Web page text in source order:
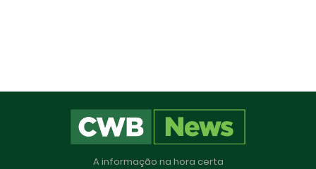
para melhorar sua
serviços personalizados. Ao
você concorda com o usoA informação na hora certa